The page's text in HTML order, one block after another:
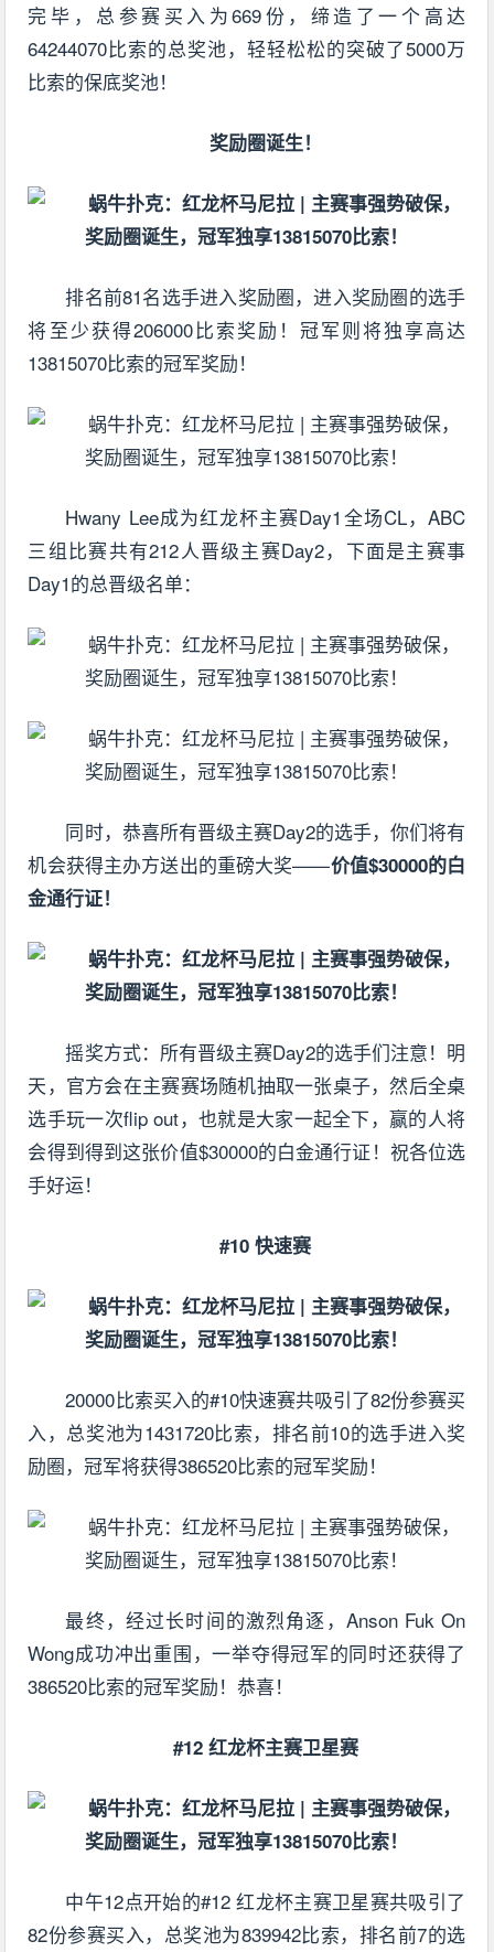
完毕，总参赛买入为669份，缔造了一个高达
64244070比索的总奖池，轻轻松松的突破了5000万
比索的保底奖池！
奖励圈诞生！
排名前81名选手进入奖励圈，进入奖励圈的选手
将至少获得206000比索奖励！冠军则将独享高达
13815070比索的冠军奖励！
Hwany Lee成为红龙杯主赛Day1全场CL，ABC
三组比赛共有212人晋级主赛Day2，下面是主赛事
Day1的总晋级名单：
同时，恭喜所有晋级主赛Day2的选手，你们将有
机会获得主办方送出的重磅大奖——价值$30000的白
金通行证！
摇奖方式：所有晋级主赛Day2的选手们注意！明
天，官方会在主赛赛场随机抽取一张桌子，然后全桌
选手玩一次flip out，也就是大家一起全下，赢的人将
会得到得到这张价值$30000的白金通行证！祝各位选
手好运！
#10 快速赛
20000比索买入的#10快速赛共吸引了82份参赛买
入，总奖池为1431720比索，排名前10的选手进入奖
励圈，冠军将获得386520比索的冠军奖励！
最终，经过长时间的激烈角逐，Anson Fuk On
Wong成功冲出重围，一举夺得冠军的同时还获得了
386520比索的冠军奖励！恭喜！
#12 红龙杯主赛卫星赛
中午12点开始的#12 红龙杯主赛卫星赛共吸引了
82份参赛买入，总奖池为839942比索，排名前7的选